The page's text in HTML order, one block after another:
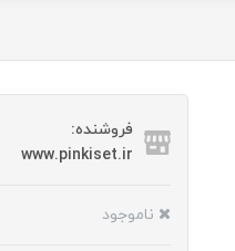
فروشنده:
www.pinkiset.ir
ناموجود